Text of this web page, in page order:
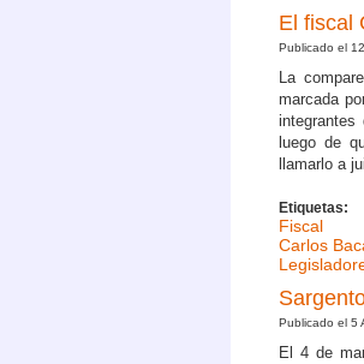
El fiscal
Publicado el
La
marcada
luego de
llamarlo a
Etiquetas:
Fiscal
Carlos
Publicado el 5
El 4 de